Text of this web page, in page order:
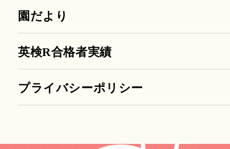
園だより
英検R合格者実績
プライバシーポリシー